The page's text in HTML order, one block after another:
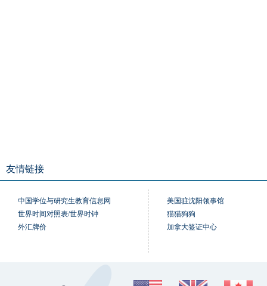
友情链接
中国学位与研究生教育信息网
世界时间对照表/世界时钟
外汇牌价
美国驻沈阳领事馆
猫猫狗狗
加拿大签证中心